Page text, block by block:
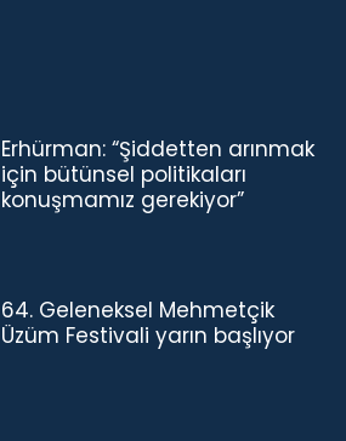
Erhürman: “Şiddetten arınmak
için bütünsel politikaları
konuşmamız gerekiyor”
64. Geleneksel Mehmetçik
Üzüm Festivali yarın başlıyor